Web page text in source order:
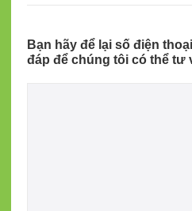
Bạn hãy để lại số điện
đáp để chúng tôi có thể tư